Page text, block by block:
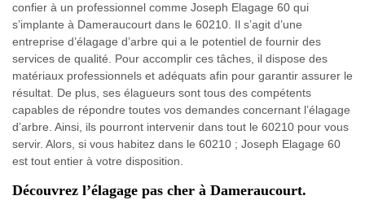
confier à un professionnel comme Joseph Elagage 60 qui
s’implante à Dameraucourt dans le 60210. Il s’agit d’une
entreprise d’élagage d’arbre qui a le potentiel de fournir des
services de qualité. Pour accomplir ces tâches, il dispose des
matériaux professionnels et adéquats afin pour garantir assurer le
résultat. De plus, ses élagueurs sont tous des compétents
capables de répondre toutes vos demandes concernant l’élagage
d’arbre. Ainsi, ils pourront intervenir dans tout le 60210 pour vous
servir. Alors, si vous habitez dans le 60210 ; Joseph Elagage 60
est tout entier à votre disposition.
Découvrez l’élagage pas cher à Dameraucourt.